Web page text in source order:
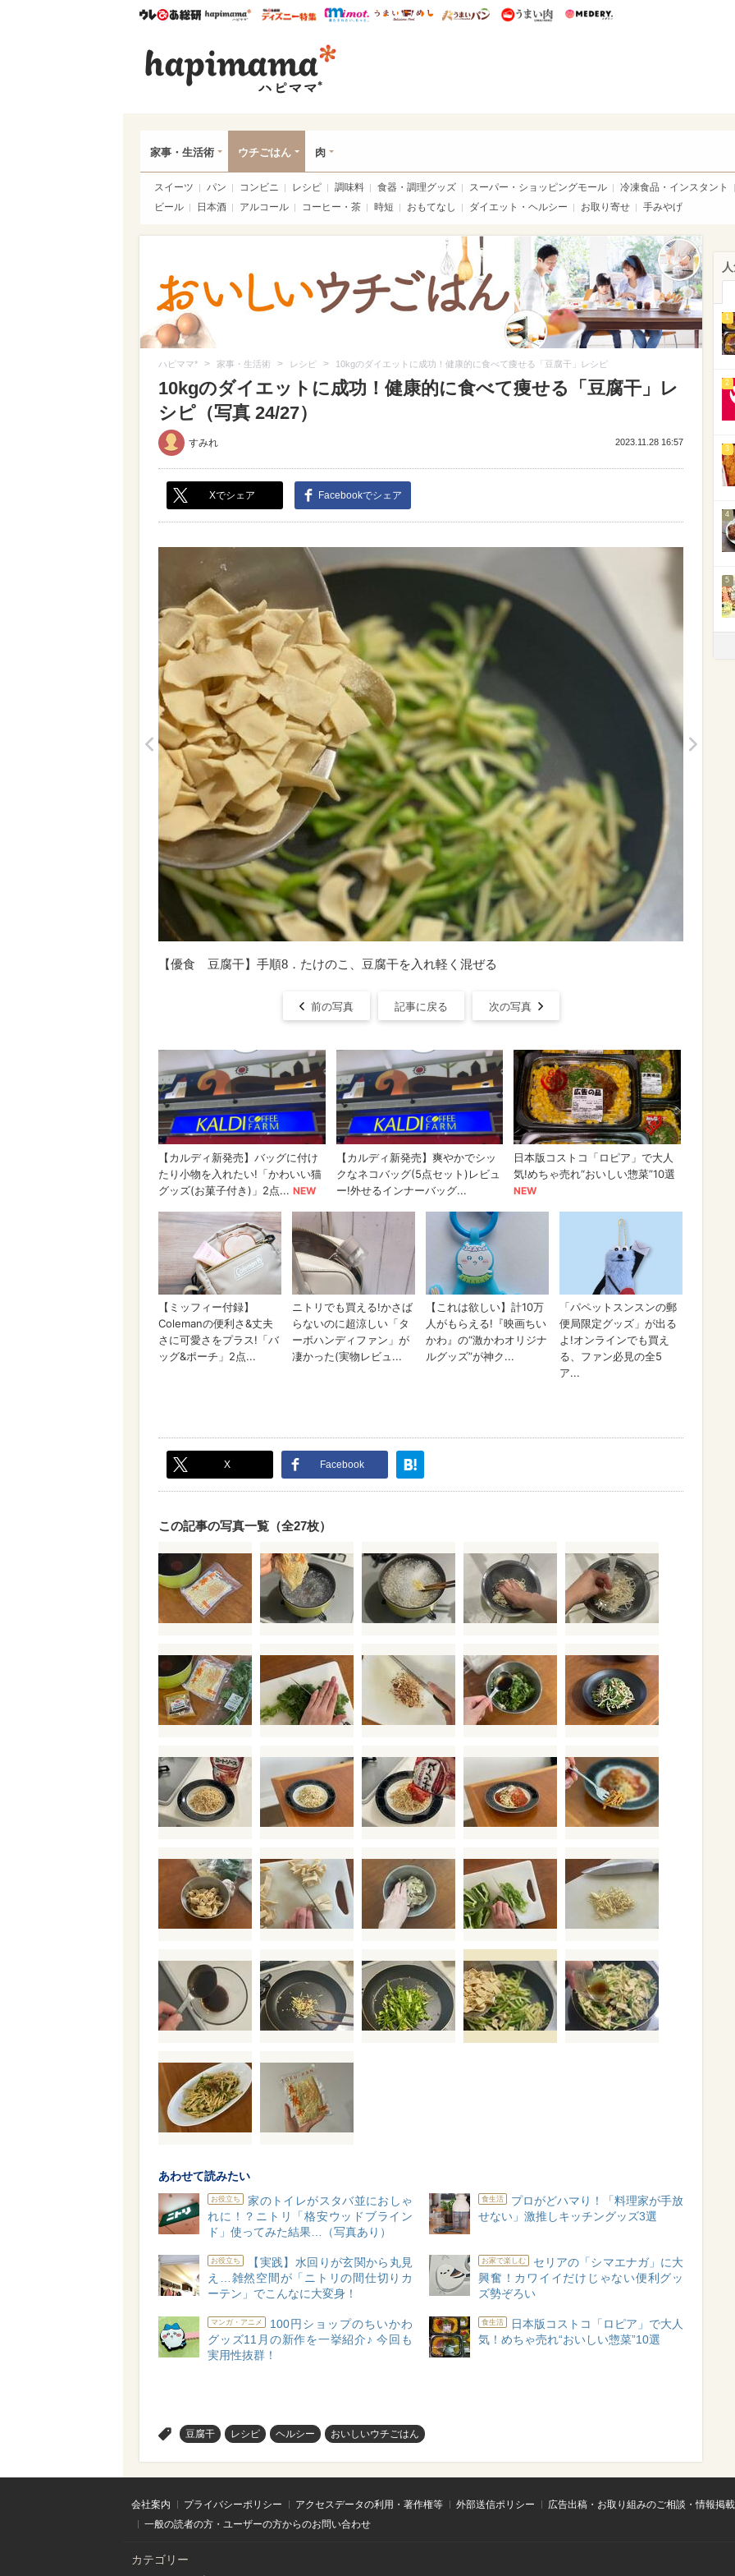
ウレぴあ総研ハピママ* ウレぴあ総研 ディズニー特集
mimot. うまいめし うまいパン うまい肉
家事・生活術 ウチごはん 肉
スイーツ パン コンビニ レシピ 調味料 食器・調理グッズ スーパー・ショッピングモール
冷凍食品・インスタント
ビール
日本酒 アルコール コーヒー・茶 時短 おもてなし ダイエット・ヘルシー お取り寄せ 手みやげ
ハピママ* > 家事・生活術 > レシピ > 10kgのダイエットに成功！健康的に食べて痩せる「豆腐干」レシピ
10kgのダイエットに成功！健康的に食べて痩せる「豆腐干」レ
シピ（写真 24/27）
すみれ 2023.11.28 16:57
Xでシェア Facebookでシェア
【優食 豆腐干】手順8．たけのこ、豆腐干を入れ軽く混ぜる
前の写真 記事に戻る 次の写真
X Facebook
この記事の写真一覧（全27枚）
あわせて読みたい
お役立ち
家のトイレがスタバ並におしゃ
れに！？ニトリ「格安ウッドブライン
ド」使ってみた結果…（写真あり）
食生活
プロがどハマり！「料理家が手放
せない」激推しキッチングッズ3選
お役立ち
【実践】水回りが玄関から丸見
え…雑然空間が「ニトリの間仕切りカ
ーテン」でこんなに大変身！
お家で楽しむ
セリアの「シマエナガ」に大
興奮！カワイイだけじゃない便利グッ
ズ勢ぞろい
マンガ・アニメ
100円ショップのちいかわ
グッズ11月の新作を一挙紹介♪ 今回も
実用性抜群！
食生活
日本版コストコ「ロピア」で大人
気！めちゃ売れ“おいしい惣菜”10選
豆腐干 レシピ ヘルシー おいしいウチごはん
1
2
3
4
5
会社案内 プライバシーポリシー アクセスデータの利用・著作権等 外部送信ポリシー
広告出稿・お取り組みのご相談・情報掲
一般の読者の方・ユーザーの方からのお問い合わせ
カテゴリー